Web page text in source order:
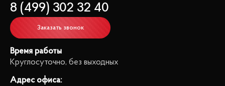
8 (499) 302 32 40
Заказать звонок
Время работы
Круглосуточно, без выходных
Адрес офиса: